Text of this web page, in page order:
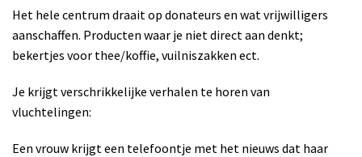
Het hele centrum draait op donateurs en wat vrijwilligers
aanschaffen. Producten waar je niet direct aan denkt;
bekertjes voor thee/koffie, vuilniszakken ect.
Je krijgt verschrikkelijke verhalen te horen van
vluchtelingen:
Een vrouw krijgt een telefoontje met het nieuws dat haar